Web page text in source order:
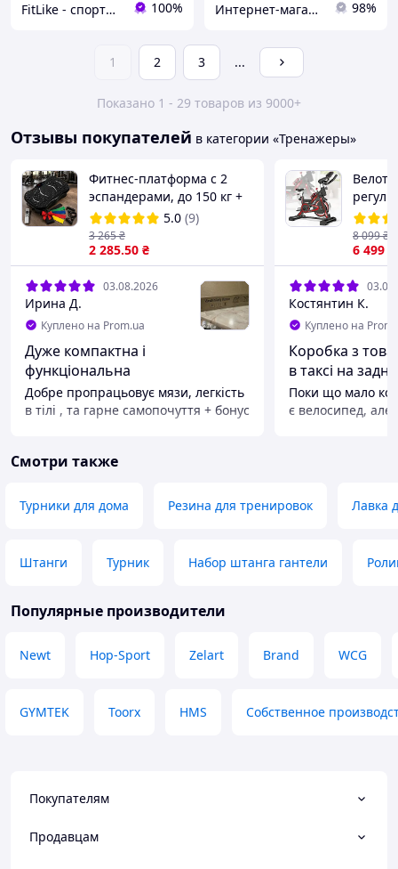
FitLike - спортивний інтернет-магазин 100% Интернет-магазин "VD-sport" 98%
1 2 3 ...
Показано 1 - 29 товаров из 9000+
Отзывы покупателей в категории «Тренажеры»
Фитнес-платформа с 2
эспандерами, до 150 кг +
Резинки для фитнеса 5 шт
/ Тренажер с
виброплатформой для
упражнений
5.0 (9)
2 285.50 ₴
3 265₴
03.08.2026
Ирина Д.
Куплено на Prom.ua
Дуже компактна і
функціональна
Добре пропрацьовує мязи, легкість
в тілі , та гарне самопочуття + бонус
Гарна ціна
Поки не має
6 499
8 099₴
Костянтин К.
Куплено на
Коробка з
в таксі на
Поки що мало
є велосипед, але
столу, досить
Смотри также
Турники для дома Резина для тренировок Лавка
Штанги Турник Набор штанга гантели
Популярные производители
Newt Hop-Sport Zelart Brand WCG
GYMTEK Toorx HMS Собственное
Покупателям
Продавцам